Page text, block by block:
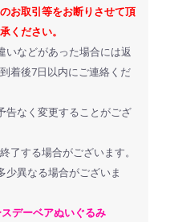
お取引等をお断りさせて頂
ください。
いなどがあった場合には返
着後7日以内にご連絡くだ
告なく変更することがござ
了する場合がございます。
少異なる場合がございま
デーベアぬいぐるみ